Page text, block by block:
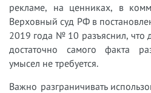
рекламе, на ценниках, в
Верховный суд РФ в
2019 года № 10 разъяснил, что
достаточно самого факта
умысел не требуется.
Важно разграничивать